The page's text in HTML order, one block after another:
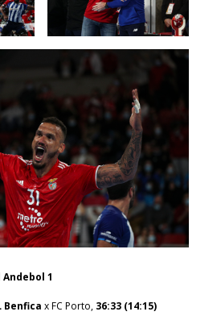
1
Benfica x FC Porto, 36:33 (14:15)